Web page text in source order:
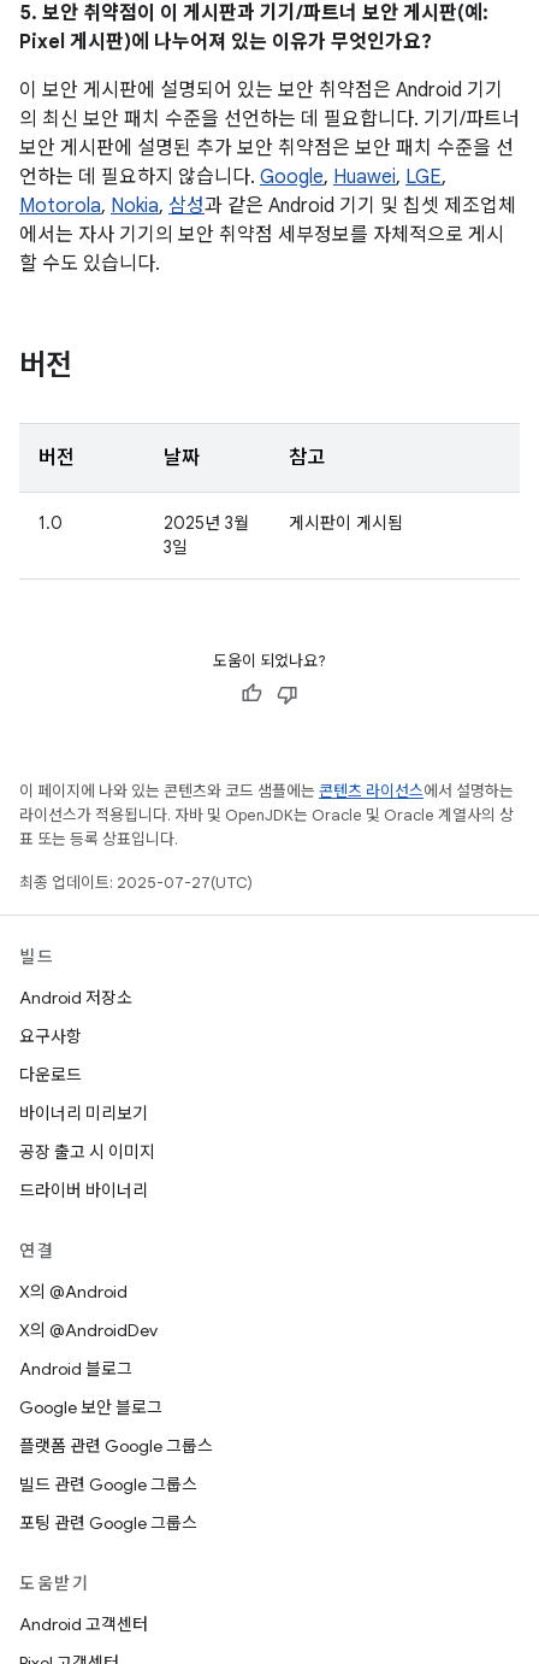
5. 보안 취약점이 이 게시판과 기기/파트너 보안 게시판(예:
Pixel 게시판)에 나누어져 있는 이유가 무엇인가요?
이 보안 게시판에 설명되어 있는 보안 취약점은 Android 기기
의 최신 보안 패치 수준을 선언하는 데 필요합니다. 기기/파트너
보안 게시판에 설명된 추가 보안 취약점은 보안 패치 수준을 선
언하는 데 필요하지 않습니다. Google, Huawei, LGE,
Motorola, Nokia, 삼성과 같은 Android 기기 및 칩셋 제조업체
에서는 자사 기기의 보안 취약점 세부정보를 자체적으로 게시
할 수도 있습니다.
버전
버전 날짜 참고
1.0
2025년 3월
3일
게시판이 게시됨
도움이 되었나요?
이 페이지에 나와 있는 콘텐츠와 코드 샘플에는 콘텐츠 라이선스에서 설명하는
라이선스가 적용됩니다. 자바 및 OpenJDK는 Oracle 및 Oracle 계열사의 상
표 또는 등록 상표입니다.
최종 업데이트: 2025-07-27(UTC)
빌드
Android 저장소
요구사항
다운로드
바이너리 미리보기
공장 출고 시 이미지
드라이버 바이너리
연결
X의 @Android
X의 @AndroidDev
Android 블로그
Google 보안 블로그
플랫폼 관련 Google 그룹스
빌드 관련 Google 그룹스
포팅 관련 Google 그룹스
도움받기
Android 고객센터